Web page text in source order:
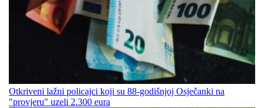
Otkriveni lažni policajci koji su 88-godišnjoj Osječanki na
"provjeru" uzeli 2.300 eura